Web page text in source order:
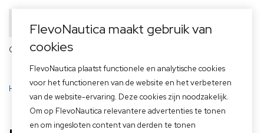
Officieel dealer van
Home >Aanbod > Boten
FlevoNautica maakt gebruik van
cookies
FlevoNautica plaatst functionele en analytische cookies
voor het functioneren van de website en het verbeteren
van de website-ervaring. Deze cookies zijn noodzakelijk.
Om op FlevoNautica relevantere advertenties te tonen
en om ingesloten content van derden te tonen